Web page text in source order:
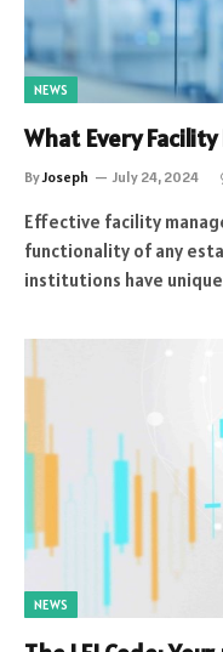
NEWS
What Every
ByJoseph July 24, 2024
Effective facility
functionality of any
institutions have
NEWS